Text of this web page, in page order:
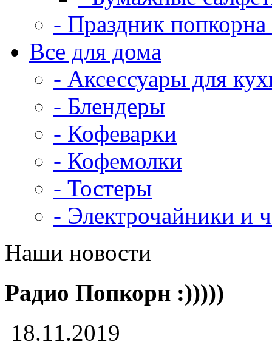
- Праздник
Все для дома
- Аксессуары для
- Блендеры
- Кофеварки
- Кофемолки
- Тостеры
- Электрочайники и
Наши новости
Радио Попкорн :)))))
18.11.2019